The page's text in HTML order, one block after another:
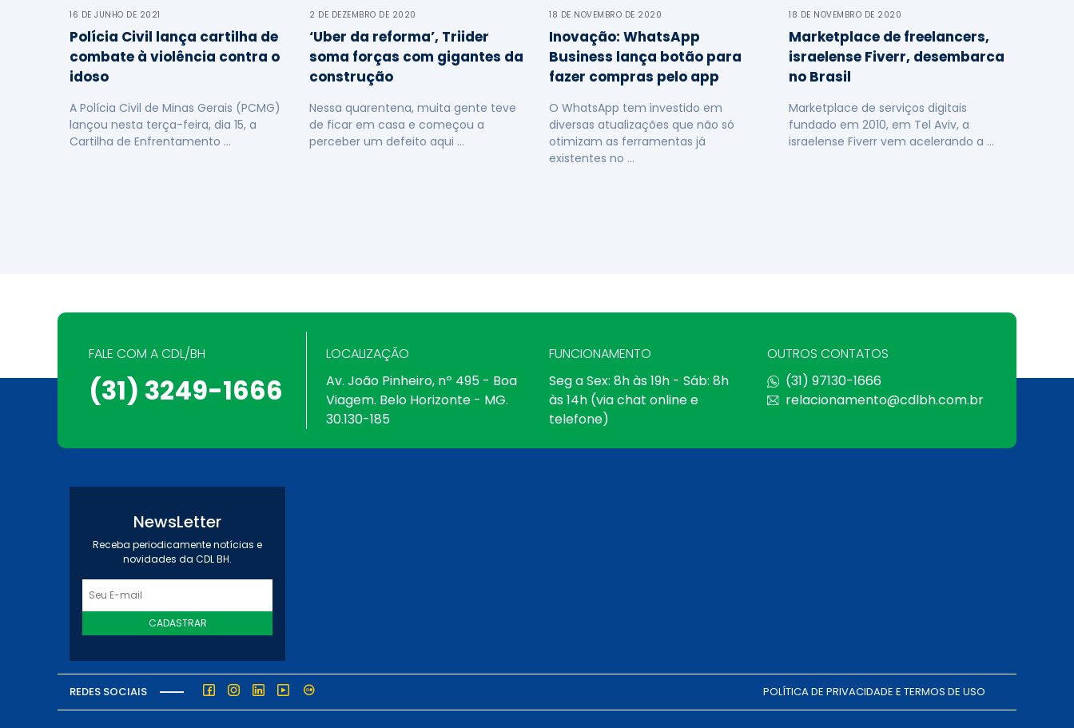
16 DE JUNHO DE 2021
Polícia Civil lança cartilha de
combate à violência contra o
idoso
A Polícia Civil de Minas Gerais (PCMG)
lançou nesta terça-feira, dia 15, a
Cartilha de Enfrentamento …
2 DE DEZEMBRO DE 2020
‘Uber da reforma’, Triider
soma forças com gigantes da
construção
Nessa quarentena, muita gente teve
de ficar em casa e começou a
perceber um defeito aqui …
18 DE NOVEMBRO DE 2020
Inovação: WhatsApp
Business lança botão para
fazer compras pelo app
O WhatsApp tem investido em
diversas atualizações que não só
otimizam as ferramentas já
existentes no …
18 DE NOVEMBRO DE 2020
Marketplace de freelancers,
israelense Fiverr, desembarca
no Brasil
Marketplace de serviços digitais
fundado em 2010, em Tel Aviv, a
israelense Fiverr vem acelerando a …
FALE COM A CDL/BH
(31) 3249-1666
LOCALIZAÇÃO
Av. João Pinheiro, nº 495 - Boa
Viagem. Belo Horizonte - MG.
30.130-185
FUNCIONAMENTO
Seg a Sex: 8h às 19h - Sáb: 8h
às 14h (via chat online e
telefone)
OUTROS CONTATOS
(31) 97130-1666
relacionamento@cdlbh.com.br
NewsLetter
Receba periodicamente notícias e
novidades da CDL BH.
CADASTRAR
REDES SOCIAIS POLÍTICA DE PRIVACIDADE E TERMOS DE USO